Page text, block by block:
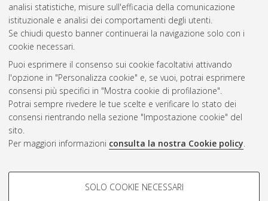
analisi statistiche, misure sull'efficacia della comunicazione
istituzionale e analisi dei comportamenti degli utenti.
Se chiudi questo banner continuerai la navigazione solo con i
cookie necessari.
Puoi esprimere il consenso sui cookie facoltativi attivando
l'opzione in "Personalizza cookie" e, se vuoi, potrai esprimere
consensi più specifici in "Mostra cookie di profilazione".
Potrai sempre rivedere le tue scelte e verificare lo stato dei
consensi rientrando nella sezione "Impostazione cookie" del
sito.
Per maggiori informazioni consulta la nostra Cookie policy.
COOKIE DI PROFILAZIONE -
SOLO COOKIE NECESSARI
Questa lista e' stata generata ilFri Aug 7 20:46:46 2026 CEST
Atom
Rss 1.0
Rss 2.0
ISSN: 2038-7946
Impostazioni Cookie
Informativa sulla privacy